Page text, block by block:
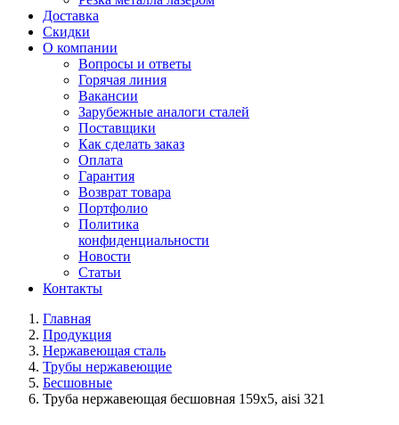
Доставка
Скидки
О компании
Вопросы и ответы
Горячая линия
Вакансии
Зарубежные аналоги сталей
Поставщики
Как сделать заказ
Оплата
Гарантия
Возврат товара
Портфолио
Политика
конфиденциальности
Новости
Статьи
Контакты
Главная
Продукция
Нержавеющая сталь
Трубы нержавеющие
Бесшовные
Труба нержавеющая бесшовная 159x5, aisi 321